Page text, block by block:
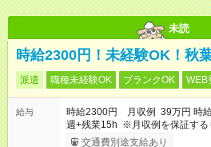
未読
時給2300円！未経験OK！秋
派遣 職種未経験OK ブランクOK WEB
給与
時給2300円 月収例 39万円 時
週+残業15h ※月収例を保証す
受取りサービス利用可（利用条件
交通費別途支給あり